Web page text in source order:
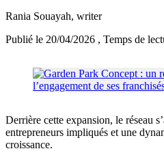
Rania Souayah, writer
Publié le 20/04/2026 , Temps de
Derrière cette expansion, le réseau
entrepreneurs impliqués et une
croissance.